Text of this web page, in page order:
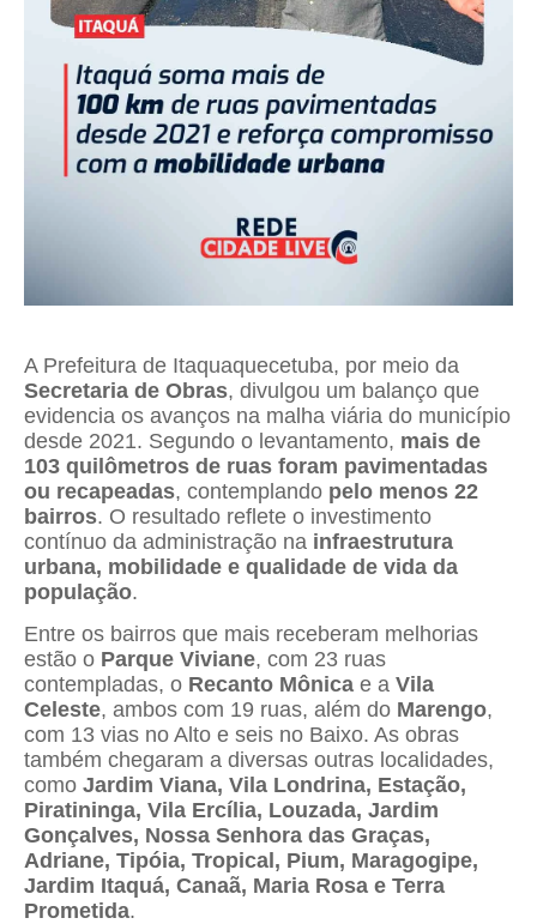
A Prefeitura de Itaquaquecetuba, por meio da
Secretaria de Obras, divulgou um balanço que
evidencia os avanços na malha viária do município
desde 2021. Segundo o levantamento, mais de
103 quilômetros de ruas foram pavimentadas
ou recapeadas, contemplando pelo menos 22
bairros. O resultado reflete o investimento
contínuo da administração na infraestrutura
urbana, mobilidade e qualidade de vida da
população.
Entre os bairros que mais receberam melhorias
estão o Parque Viviane, com 23 ruas
contempladas, o Recanto Mônica e a Vila
Celeste, ambos com 19 ruas, além do Marengo,
com 13 vias no Alto e seis no Baixo. As obras
também chegaram a diversas outras localidades,
como Jardim Viana, Vila Londrina, Estação,
Piratininga, Vila Ercília, Louzada, Jardim
Gonçalves, Nossa Senhora das Graças,
Adriane, Tipóia, Tropical, Pium, Maragogipe,
Jardim Itaquá, Canaã, Maria Rosa e Terra
Prometida.